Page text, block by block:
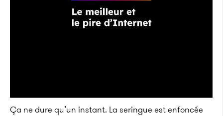
Ça ne dure qu’un instant. La seringue est enfoncée